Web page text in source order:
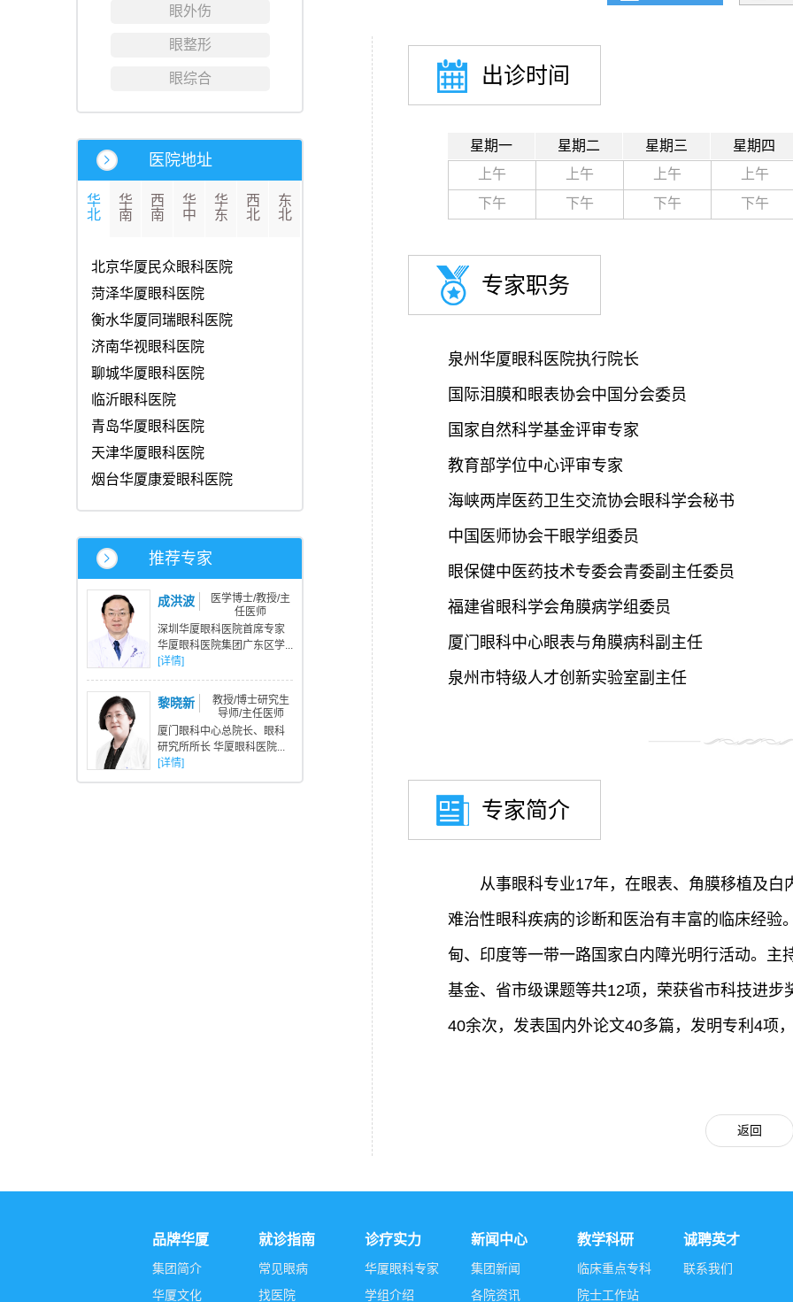
出诊时间
星期一 星期二 星期三 星期四
上午
上午 上午 上午
下午
下午 下午 下午
专家职务
泉州华厦眼科医院执行院长
国际泪膜和眼表协会中国分会委员
国家自然科学基金评审专家
教育部学位中心评审专家
海峡两岸医药卫生交流协会眼科学会秘书
中国医师协会干眼学组委员
眼保健中医药技术专委会青委副主任委员
福建省眼科学会角膜病学组委员
厦门眼科中心眼表与角膜病科副主任
专家简介
从事眼科专业17年，在眼表、角膜移植及白
难治性眼科疾病的诊断和医治有丰富的临床经验
甸、印度等一带一路国家白内障光明行活动。主
基金、省市级课题等共12项，荣获省市科技进
40余次，发表国内外论文40多篇，发明专利4项
返回
眼外伤
眼整形
眼综合
医院地址
华
北
华
南
西
南
华
中
华
东
西
北
东
北
北京华厦民众眼科医院
菏泽华厦眼科医院
衡水华厦同瑞眼科医院
济南华视眼科医院
聊城华厦眼科医院
临沂眼科医院
青岛华厦眼科医院
天津华厦眼科医院
烟台华厦康爱眼科医院
推荐专家
成洪波
医学博士/教授/主
任医师
深圳华厦眼科医院首席专家
华厦眼科医院集团广东区学...
[详情]
黎晓新
教授/博士研究生
导师/主任医师
厦门眼科中心总院长、眼科
研究所所长 华厦眼科医院...
[详情]
品牌华厦
集团简介
华厦文化
就诊指南
常见眼病
找医院
诊疗实力
华厦眼科专家
学组介绍
新闻中心
集团新闻
各院资讯
教学科研
临床重点专科
院士工作站
诚聘英才
联系我们